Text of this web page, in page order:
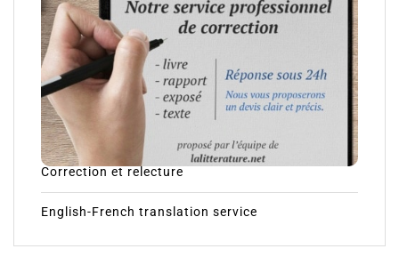
Correction et relecture
English-French translation service